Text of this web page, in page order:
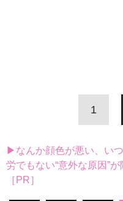
1
▶なんか顔色が悪い、い
労でもない“意外な原因”が
［PR］